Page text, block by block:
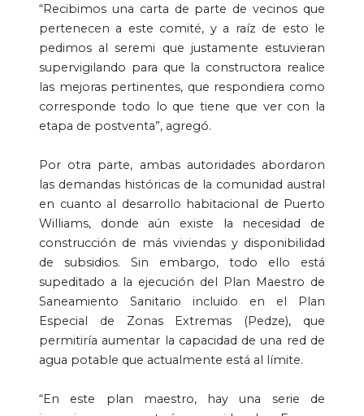
“Recibimos una carta de parte de vecinos que
pertenecen a este comité, y a raíz de esto le
pedimos al seremi que justamente estuvieran
supervigilando para que la constructora realice
las mejoras pertinentes, que respondiera como
corresponde todo lo que tiene que ver con la
etapa de postventa”, agregó.
Por otra parte, ambas autoridades abordaron
las demandas históricas de la comunidad austral
en cuanto al desarrollo habitacional de Puerto
Williams, donde aún existe la necesidad de
construcción de más viviendas y disponibilidad
de subsidios. Sin embargo, todo ello está
supeditado a la ejecución del Plan Maestro de
Saneamiento Sanitario incluido en el Plan
Especial de Zonas Extremas (Pedze), que
permitiría aumentar la capacidad de una red de
agua potable que actualmente está al límite.
“En este plan maestro, hay una serie de